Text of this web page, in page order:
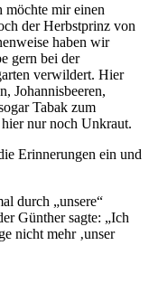
mir einen
der Herbstprinz von
haben wir
gern bei der
verwildert. Hier
Johannisbeeren,
Tabak zum
nur noch Unkraut.
Erinnerungen ein und
durch
unsere
Günther sagte:
Ich
nicht mehr unser